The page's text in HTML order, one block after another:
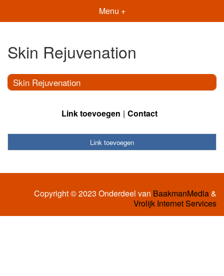
Menu +
Skin Rejuvenation
Skin Rejuvenation
Link toevoegen Contact
Link toevoegen
Copyright © 2023 Onderdeel van BaakmanMedia&
Vrolijk Internet Services